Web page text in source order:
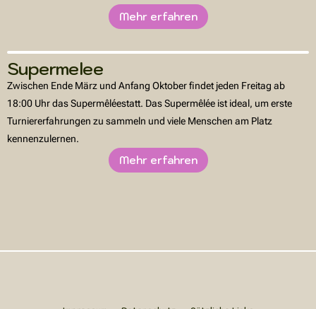
Mehr erfahren
Supermelee
Zwischen Ende März und Anfang Oktober findet jeden Freitag ab
18:00 Uhr das Supermêléestatt. Das Supermêlée ist ideal, um erste
Turniererfahrungen zu sammeln und viele Menschen am Platz
kennenzulernen.
Mehr erfahren